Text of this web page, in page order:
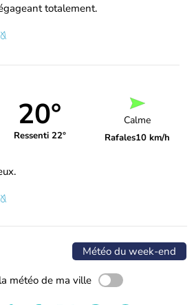
totalement.
20°
Ressenti 22°
Calme
Rafales10 km/h
Météo du week-end
météo de ma ville